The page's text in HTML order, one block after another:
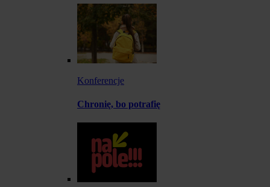
Konferencje
Chronię, bo potrafię